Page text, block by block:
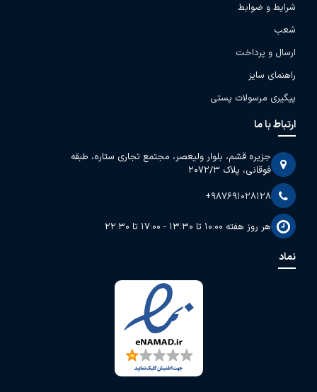
شرایط و ضوابط
شعب
ارسال و پرداخت
راهنمای سایز
پیگیری مرسولات پستی
ارتباط با ما
جزیره قشم، بلوار ولیعصر، مجتمع تجاری ستاره، طبقه
فوقانی، پلاک 2072/3
+987691028128
هر روز هفته 10:00 تا 13:30 - 17:00 تا 22:30
نماد